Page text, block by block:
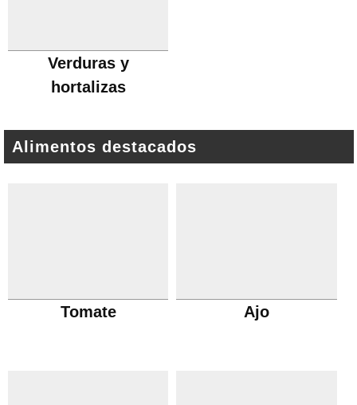
Verduras y
hortalizas
Alimentos destacados
Tomate Ajo